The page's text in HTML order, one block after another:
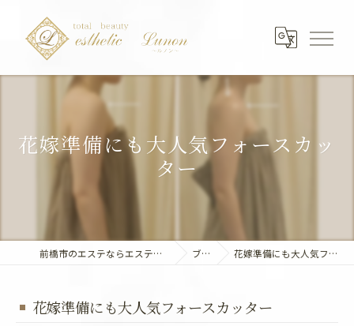
花嫁準備にも大人気フォースカッ
ター
前橋市のエステならエステティック～Lunon～ ブログ 花嫁準備にも大人気フォースカッター
花嫁準備にも大人気フォースカッター